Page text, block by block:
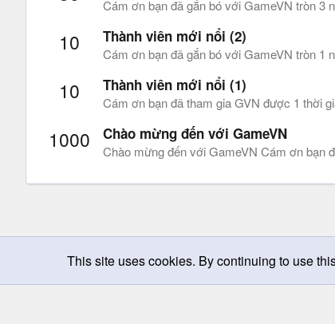
Cám ơn bạn đã gắn bó với GameVN tròn 3
10 Thành viên mới nổi (2)
Cám ơn bạn đã gắn bó với GameVN tròn 1
10 Thành viên mới nổi (1)
Cám ơn bạn đã tham gia GVN được 1 thời
1000 Chào mừng đến với GameVN
Chào mừng đến với GameVN Cám ơn bạn
Chọn giao diện Change width
This site uses cookies. By continuing to use